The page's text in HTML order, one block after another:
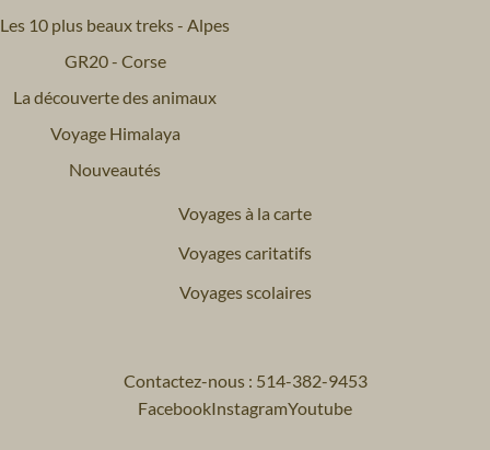
Les 10 plus beaux treks - Alpes
GR20 - Corse
La découverte des animaux
Voyage Himalaya
Nouveautés
Voyages à la carte
Voyages caritatifs
Voyages scolaires
Contactez-nous : 514-382-9453
FacebookInstagramYoutube